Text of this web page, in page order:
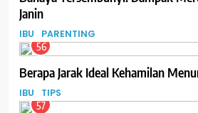
Janin
IBU PARENTING
56
Berapa Jarak Ideal Kehamilan
IBU TIPS
57